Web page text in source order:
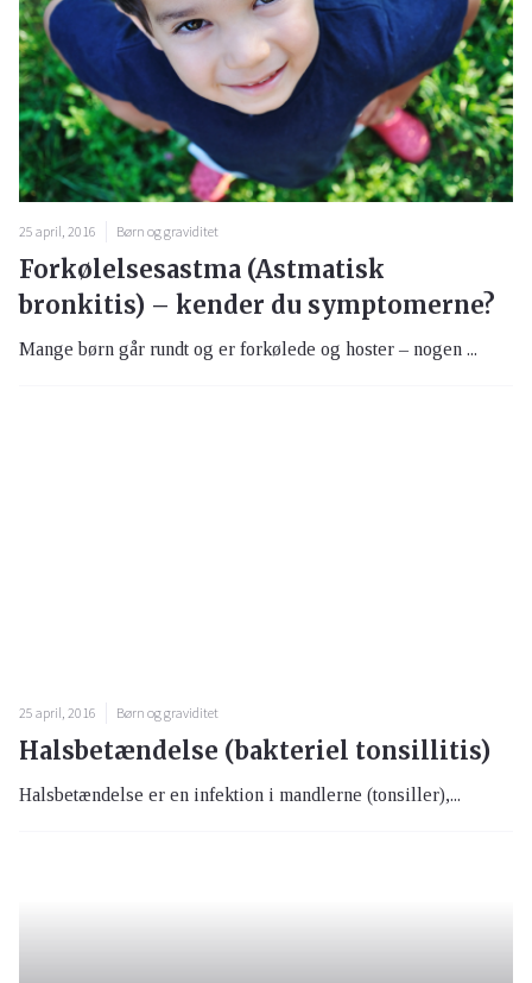
25 april, 2016 Børn og graviditet
Forkølelsesastma (Astmatisk
bronkitis) – kender du symptomerne?
Mange børn går rundt og er forkølede og hoster – nogen ...